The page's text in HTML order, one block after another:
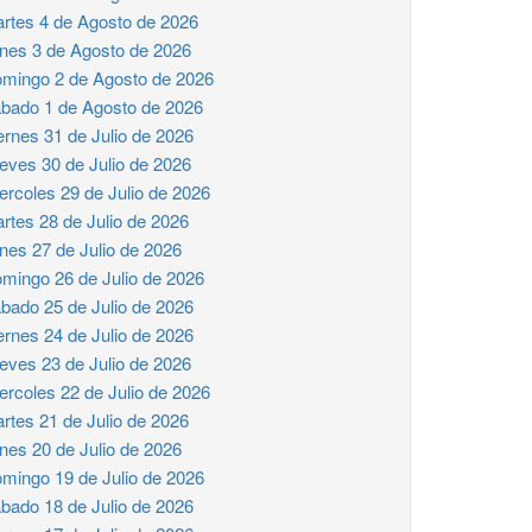
4 de Agosto de 2026
3 de Agosto de 2026
2 de Agosto de 2026
1 de Agosto de 2026
31 de Julio de 2026
30 de Julio de 2026
29 de Julio de 2026
28 de Julio de 2026
27 de Julio de 2026
26 de Julio de 2026
25 de Julio de 2026
24 de Julio de 2026
23 de Julio de 2026
22 de Julio de 2026
21 de Julio de 2026
20 de Julio de 2026
19 de Julio de 2026
18 de Julio de 2026